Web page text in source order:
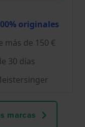
originales
más de 150 €
30 días
marcas